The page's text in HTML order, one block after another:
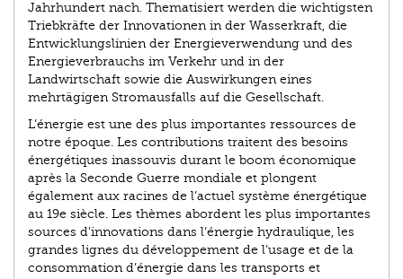
Jahrhundert nach. Thematisiert werden die wichtigsten
Triebkräfte der Innovationen in der Wasserkraft, die
Entwicklungslinien der Energieverwendung und des
Energieverbrauchs im Verkehr und in der
Landwirtschaft sowie die Auswirkungen eines
mehrtägigen Stromausfalls auf die Gesellschaft.
L’énergie est une des plus importantes ressources de
notre époque. Les contributions traitent des besoins
énergétiques inassouvis durant le boom économique
après la Seconde Guerre mondiale et plongent
également aux racines de l’actuel système énergétique
au 19e siècle. Les thèmes abordent les plus importantes
sources d’innovations dans l’énergie hydraulique, les
grandes lignes du développement de l’usage et de la
consommation d’énergie dans les transports et